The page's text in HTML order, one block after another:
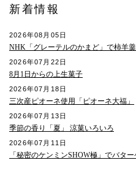
新着情報
2026年08月05日
NHK「グレーテルのかまど」で柿羊
2026年07月22日
8月1日からの上生菓子
2026年07月18日
三次産ピオーネ使用「ピオーネ大福」
2026年07月13日
季節の香り「夏」 涼菓いろいろ
2026年07月11日
「秘密のケンミンSHOW極」でバタ